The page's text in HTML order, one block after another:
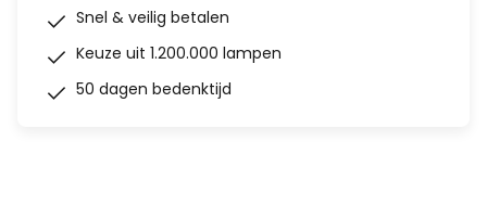
Snel & veilig betalen
Keuze uit 1.200.000 lampen
50 dagen bedenktijd